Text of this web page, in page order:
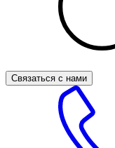
Связаться с нами